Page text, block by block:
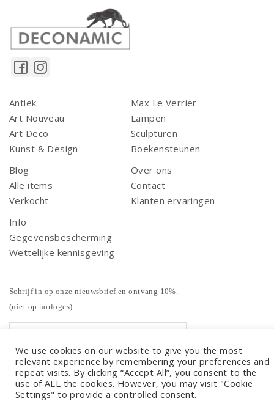
Antiek
Art Nouveau
Art Deco
Kunst & Design
Max Le Verrier
Lampen
Sculpturen
Boekensteunen
Blog
Alle items
Verkocht
Over ons
Contact
Klanten ervaringen
Info
Gegevensbescherming
Wettelijke kennisgeving
Schrijf in op onze nieuwsbrief en ontvang 10%.
(niet op horloges)
We use cookies on our website to give you the most
relevant experience by remembering your preferences and
repeat visits. By clicking “Accept All”, you consent to the
use of ALL the cookies. However, you may visit "Cookie
Settings" to provide a controlled consent.